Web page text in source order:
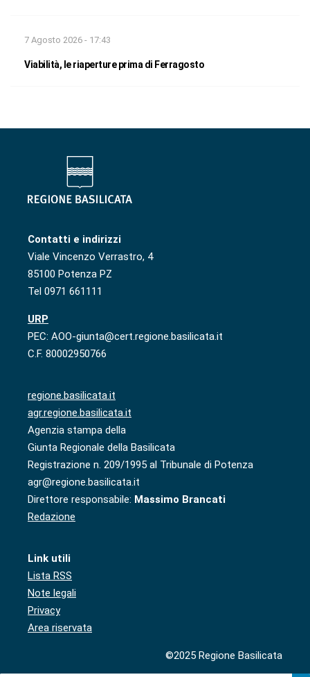
7 Agosto 2026 - 17:43
Viabilità, le riaperture prima di Ferragosto
Contatti e indirizzi
Viale Vincenzo Verrastro, 4
85100 Potenza PZ
Tel 0971 661111
URP
PEC: AOO-giunta@cert.regione.basilicata.it
C.F. 80002950766
regione.basilicata.it
agr.regione.basilicata.it
Agenzia stampa della
Giunta Regionale della Basilicata
Registrazione n. 209/1995 al Tribunale di Potenza
agr@regione.basilicata.it
Direttore responsabile: Massimo Brancati
Redazione
Link utili
Lista RSS
Note legali
Privacy
Area riservata
©2025 Regione Basilicata